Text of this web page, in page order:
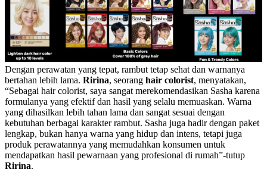
Dengan perawatan yang tepat, rambut tetap sehat dan warnanya
bertahan lebih lama. Ririna, seorang hair colorist, menyatakan,
“Sebagai hair colorist, saya sangat merekomendasikan Sasha karena
formulanya yang efektif dan hasil yang selalu memuaskan. Warna
yang dihasilkan lebih tahan lama dan sangat sesuai dengan
kebutuhan berbagai karakter rambut. Sasha juga hadir dengan paket
lengkap, bukan hanya warna yang hidup dan intens, tetapi juga
produk perawatannya yang memudahkan konsumen untuk
mendapatkan hasil pewarnaan yang profesional di rumah”-tutup
Ririna.